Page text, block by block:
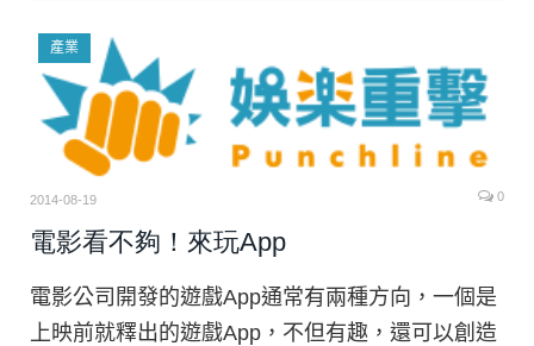
產業
2014-08-19 0
電影看不夠！來玩App
電影公司開發的遊戲App通常有兩種方向，一個是
上映前就釋出的遊戲App，不但有趣，還可以創造